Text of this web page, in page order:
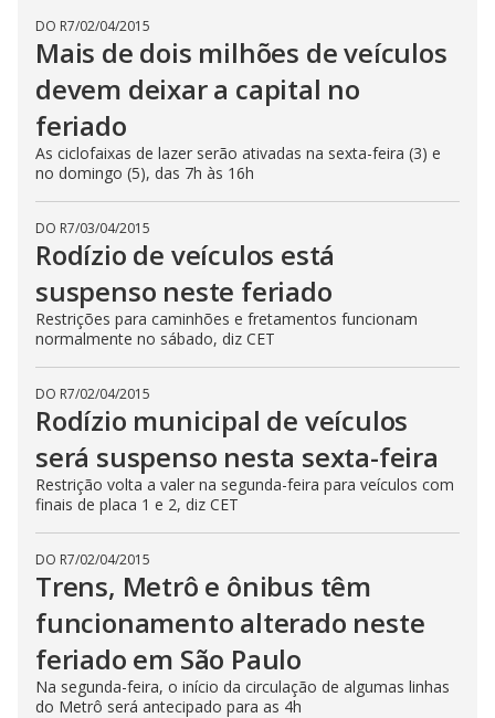
DO R7/02/04/2015
Mais de dois milhões de veículos
devem deixar a capital no
feriado
As ciclofaixas de lazer serão ativadas na sexta-feira (3) e
no domingo (5), das 7h às 16h
DO R7/03/04/2015
Rodízio de veículos está
suspenso neste feriado
Restrições para caminhões e fretamentos funcionam
normalmente no sábado, diz CET
DO R7/02/04/2015
Rodízio municipal de veículos
será suspenso nesta sexta-feira
Restrição volta a valer na segunda-feira para veículos com
finais de placa 1 e 2, diz CET
DO R7/02/04/2015
Trens, Metrô e ônibus têm
funcionamento alterado neste
feriado em São Paulo
Na segunda-feira, o início da circulação de algumas linhas
do Metrô será antecipado para as 4h